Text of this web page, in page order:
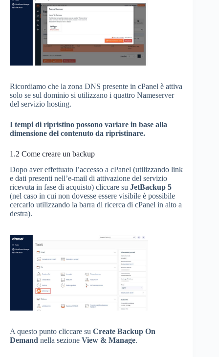
Ricordiamo che la zona DNS presente in cPanel è attiva
solo se sul dominio si utilizzano i quattro Nameserver
del servizio hosting.
I tempi di ripristino possono variare in base alla
dimensione del contenuto da ripristinare.
1.2 Come creare un backup
Dopo aver effettuato l’accesso a cPanel (utilizzando link
e dati presenti nell’e-mail di attivazione del servizio
ricevuta in fase di acquisto) cliccare su JetBackup 5
(nel caso in cui non dovesse essere visibile è possibile
cercarlo utilizzando la barra di ricerca di cPanel in alto a
destra).
A questo punto cliccare su Create Backup On
Demand nella sezione View & Manage.